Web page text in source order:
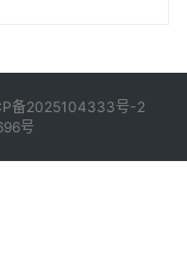
备2025104333号-2
号